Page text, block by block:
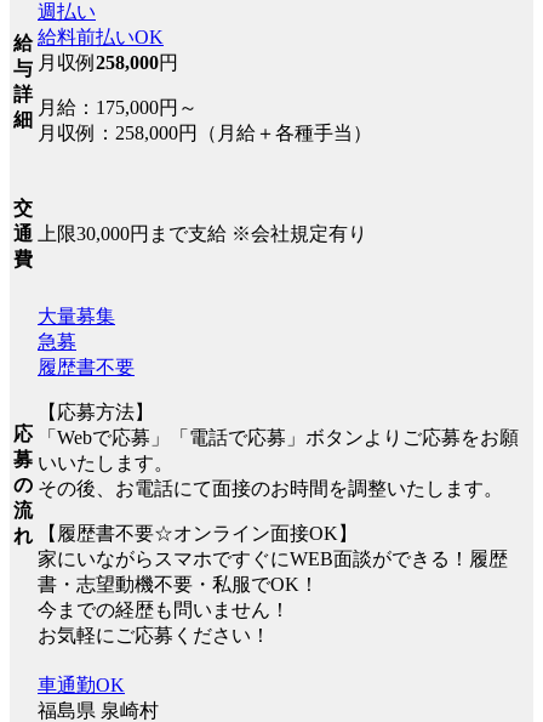
給
与
詳
細
週払い
給料前払いOK
月収例 258,000円
月給：175,000円～
月収例：258,000円（月給＋各種手当）
交
通
費
上限30,000円まで支給 ※会社規定有り
応
募
の
流
れ
大量募集
急募
履歴書不要
【応募方法】
「Webで応募」「電話で応募」ボタンよりご応募をお願
いいたします。
その後、お電話にて面接のお時間を調整いたします。
【履歴書不要☆オンライン面接OK】
家にいながらスマホですぐにWEB面談ができる！履歴
書・志望動機不要・私服でOK！
今までの経歴も問いません！
お気軽にご応募ください！
車通勤OK
福島県 泉崎村